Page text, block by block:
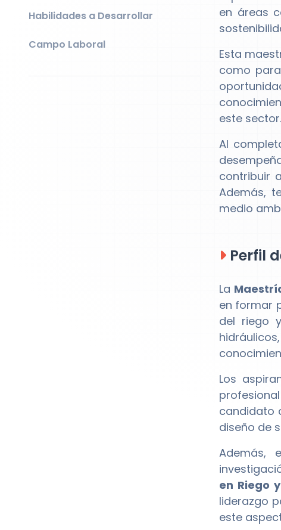
Habilidades a Desarrollar
Campo Laboral
en áreas
Esta
como
este sector.
Al
contribuir
Además,
medio
Perfil
La
en formar
del riego
Los
candidato
diseño de
Además,
en Riego
liderazgo
este